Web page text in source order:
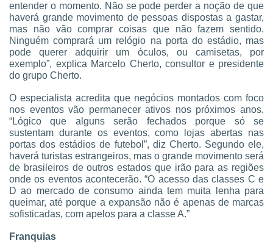
entender o momento. Não se pode perder a noção de que
haverá grande movimento de pessoas dispostas a gastar,
mas não vão comprar coisas que não fazem sentido.
Ninguém comprará um relógio na porta do estádio, mas
pode querer adquirir um óculos, ou camisetas, por
exemplo”, explica Marcelo Cherto, consultor e presidente
do grupo Cherto.
O especialista acredita que negócios montados com foco
nos eventos vão permanecer ativos nos próximos anos.
“Lógico que alguns serão fechados porque só se
sustentam durante os eventos, como lojas abertas nas
portas dos estádios de futebol”, diz Cherto. Segundo ele,
haverá turistas estrangeiros, mas o grande movimento será
de brasileiros de outros estados que irão para as regiões
onde os eventos acontecerão. “O acesso das classes C e
D ao mercado de consumo ainda tem muita lenha para
queimar, até porque a expansão não é apenas de marcas
sofisticadas, com apelos para a classe A.”
Franquias